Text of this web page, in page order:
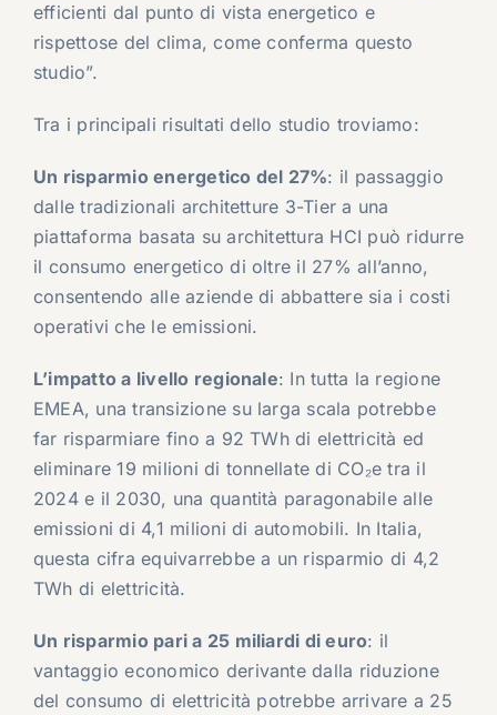
efficienti dal punto di vista energetico e
rispettose del clima, come conferma questo
studio”.
Tra i principali risultati dello studio troviamo:
Un risparmio energetico del 27%: il passaggio
dalle tradizionali architetture 3-Tier a una
piattaforma basata su architettura HCI può ridurre
il consumo energetico di oltre il 27% all’anno,
consentendo alle aziende di abbattere sia i costi
operativi che le emissioni.
L’impatto a livello regionale: In tutta la regione
EMEA, una transizione su larga scala potrebbe
far risparmiare fino a 92 TWh di elettricità ed
eliminare 19 milioni di tonnellate di CO₂e tra il
2024 e il 2030, una quantità paragonabile alle
emissioni di 4,1 milioni di automobili. In Italia,
questa cifra equivarrebbe a un risparmio di 4,2
TWh di elettricità.
Un risparmio pari a 25 miliardi di euro: il
vantaggio economico derivante dalla riduzione
del consumo di elettricità potrebbe arrivare a 25